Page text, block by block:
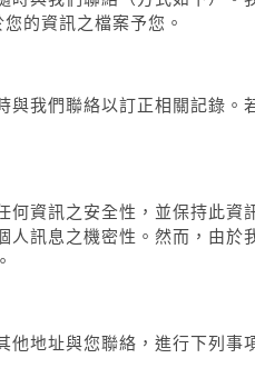
的資訊之檔案予您。
我們聯絡以訂正相關記錄
資訊之安全性，並保持此
訊息之機密性。然而，由
地址與您聯絡，進行下列事